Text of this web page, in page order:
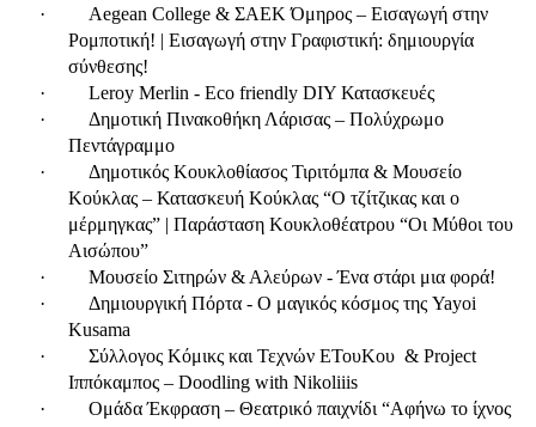
·
Aegean College & ΣΑΕΚ Όμηρος – Εισαγωγή στην
Ρομποτική! | Εισαγωγή στην Γραφιστική: δημιουργία
σύνθεσης!
·
Leroy Merlin - Eco friendly DIY Κατασκευές
·
Δημοτική Πινακοθήκη Λάρισας – Πολύχρωμο
Πεντάγραμμο
·
Δημοτικός Κουκλοθίασος Τιριτόμπα & Μουσείο
Κούκλας – Κατασκευή Κούκλας “Ο τζίτζικας και ο
μέρμηγκας” | Παράσταση Κουκλοθέατρου “Οι Μύθοι του
Αισώπου”
·
Μουσείο Σιτηρών & Αλεύρων - Ένα στάρι μια φορά!
·
Δημιουργική Πόρτα - Ο μαγικός κόσμος της Yayoi
Kusama
·
Σύλλογος Κόμικς και Τεχνών ΕΤουΚου & Project
Ιππόκαμπος – Doodling with Nikoliiis
·
Ομάδα Έκφραση – Θεατρικό παιχνίδι “Αφήνω το ίχνος